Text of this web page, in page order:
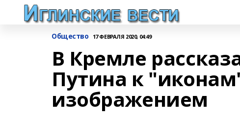
Общество 17 ФЕВРАЛЯ 2020, 04:49
В Кремле
Путина к
изображением